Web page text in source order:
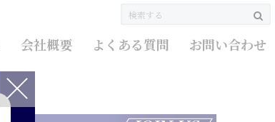
会社概要 よくある質問 お問い合わせ